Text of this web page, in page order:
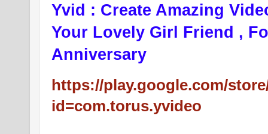
Yvid : Create Amazing
Your Lovely Girl Friend ,
Anniversary
https://play.google.com/
id=com.torus.yvideo